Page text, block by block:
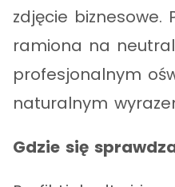
zdjęcie biznesowe.
ramiona na
profesjonalnym
naturalnym
Gdzie się